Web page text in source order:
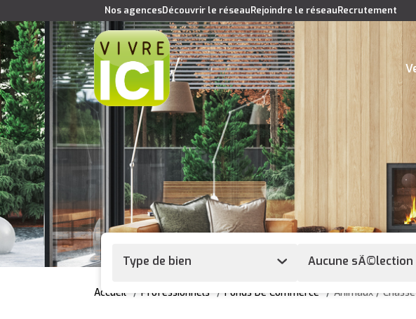
Nos agencesDécouvrir le réseauRejoindre le réseauRecrutement
Type de bien Aucune sÃ©lection
Accueil Professionnels Fonds De Commerce Animaux / Chasse